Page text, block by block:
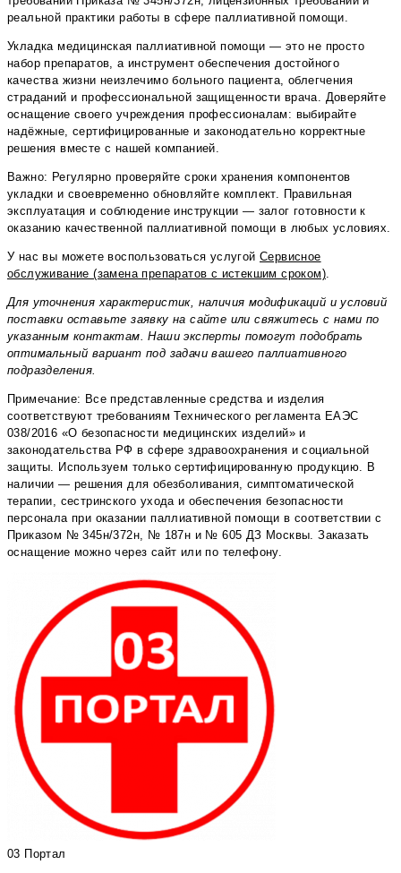
реальной практики работы в сфере паллиативной помощи.
Укладка медицинская паллиативной помощи — это не просто
набор препаратов, а инструмент обеспечения достойного
качества жизни неизлечимо больного пациента, облегчения
страданий и профессиональной защищенности врача. Доверяйте
оснащение своего учреждения профессионалам: выбирайте
надёжные, сертифицированные и законодательно корректные
решения вместе с нашей компанией.
Важно: Регулярно проверяйте сроки хранения компонентов
укладки и своевременно обновляйте комплект. Правильная
эксплуатация и соблюдение инструкции — залог готовности к
оказанию качественной паллиативной помощи в любых условиях.
У нас вы можете воспользоваться услугой Сервисное
обслуживание (замена препаратов с истекшим сроком)
Для уточнения характеристик, наличия модификаций и условий
поставки оставьте заявку на сайте или свяжитесь с нами по
указанным контактам. Наши эксперты помогут подобрать
оптимальный вариант под задачи вашего паллиативного
подразделения.
Примечание: Все представленные средства и изделия
соответствуют требованиям Технического регламента ЕАЭС
038/2016 «О безопасности медицинских изделий» и
законодательства РФ в сфере здравоохранения и социальной
защиты. Используем только сертифицированную продукцию. В
наличии — решения для обезболивания, симптоматической
терапии, сестринского ухода и обеспечения безопасности
персонала при оказании паллиативной помощи в соответствии с
Приказом № 345н/372н, № 187н и № 605 ДЗ Москвы. Заказать
оснащение можно через сайт или по телефону.
03 Портал